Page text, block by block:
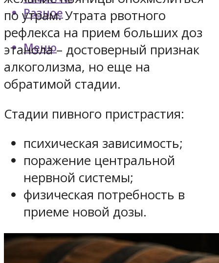
Разное
Меню
по утрам. Утрата рвотного
рефлекса на прием больших доз
этанола – достоверный признак
алкоголизма, но еще на
обратимой стадии.
Стадии пивного пристрастия:
психическая зависимость;
поражение центральной
нервной системы;
физическая потребность в
приеме новой дозы.